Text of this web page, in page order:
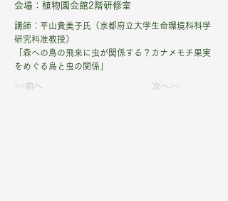
会場：植物園会館2階研修室
講師：平山貴美子氏（京都府立大学生命環境科科学
研究科准教授）
「森への鳥の飛来に虫が関係する？カナメモチ果実
をめぐる鳥と虫の関係」
<<前へ 次へ>>